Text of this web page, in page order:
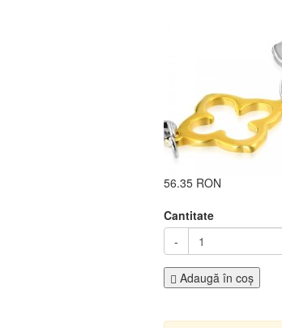
56.35 RON
Cantitate
-
Adaugă în coş